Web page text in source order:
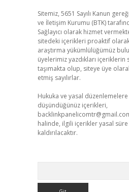
Sitemiz, 5651 Sayılı Kanun
ve İletişim Kurumu (BTK)
Sağlayıcı olarak hizmet
sitedeki içerikleri proaktif
araştırma yükümlülüğümüz
üyelerimiz yazdıkları içeriklerin
taşımakta olup, siteye üye
etmiş sayılırlar.
Hukuka ve yasal düzenlemelere
düşündüğünüz içerikleri,
halinde, ilgili içerikler yasal
kaldırılacaktır.